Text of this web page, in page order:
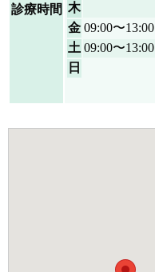
診療時間 木
金 09:00〜13:00
土 09:00〜13:00
日